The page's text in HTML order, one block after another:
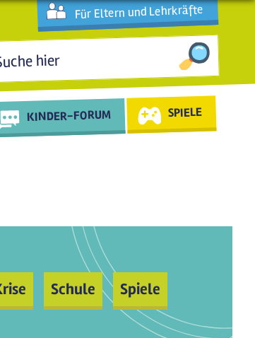
Für Eltern und Lehrkräfte
KINDER-FORUM SPIELE
Schule Spiele